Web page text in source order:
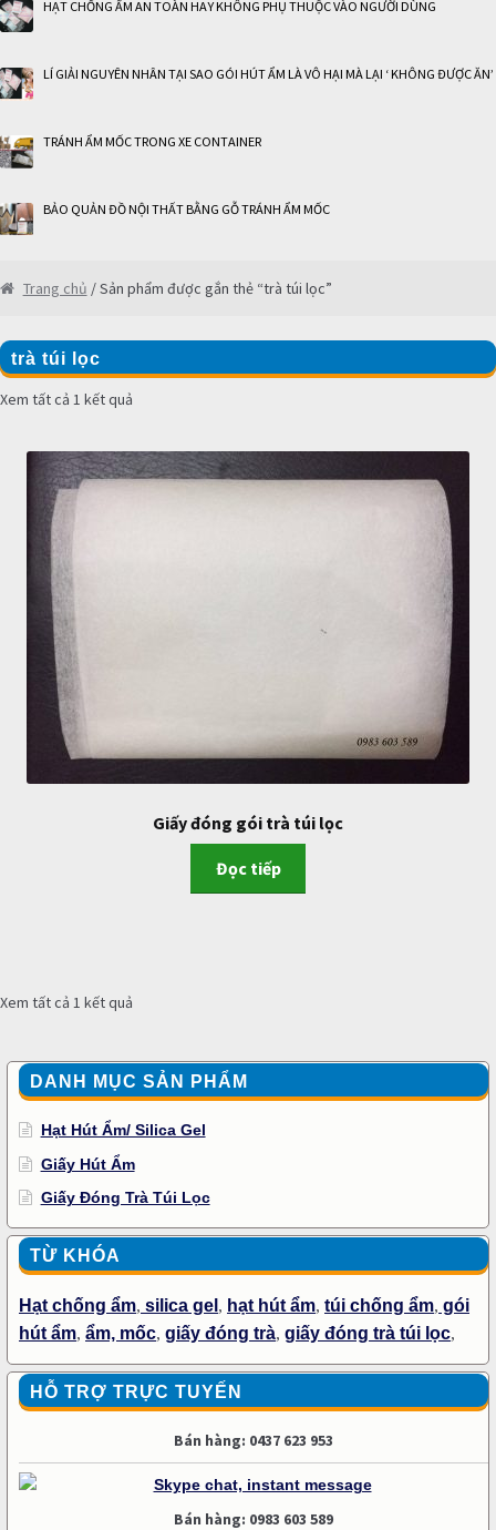
HẠT CHỐNG ẨM AN TOÀN HAY KHÔNG PHỤ THUỘC VÀO NGƯỜI DÙNG
LÍ GIẢI NGUYÊN NHÂN TẠI SAO GÓI HÚT ẨM LÀ VÔ HẠI MÀ LẠI ‘ KHÔNG ĐƯỢC ĂN’
TRÁNH ẨM MỐC TRONG XE CONTAINER
BẢO QUẢN ĐỒ NỘI THẤT BẰNG GỖ TRÁNH ẨM MỐC
Trang chủ / Sản phẩm được gắn thẻ “trà túi lọc”
trà túi lọc
Xem tất cả 1 kết quả
Giấy đóng gói trà túi lọc
Đọc tiếp
Xem tất cả 1 kết quả
DANH MỤC SẢN PHẨM
Hạt Hút Ẩm/ Silica Gel
Giấy Hút Ẩm
Giấy Đóng Trà Túi Lọc
TỪ KHÓA
Hạt chống ẩm, silica gel , hạt hút ẩm, túi chống ẩm, gói
hút ẩm, ẩm, mốc, giấy đóng trà, giấy đóng trà túi lọc,
HỖ TRỢ TRỰC TUYẾN
Bán hàng: 0437 623 953
Bán hàng: 0983 603 589